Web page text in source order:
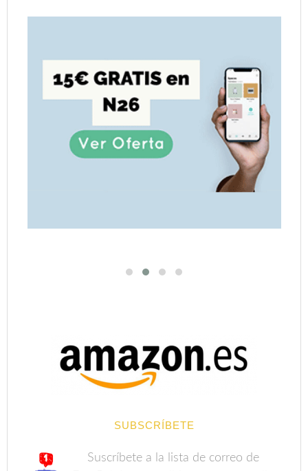
SUBSCRÍBETE
Suscríbete a la lista de correo de